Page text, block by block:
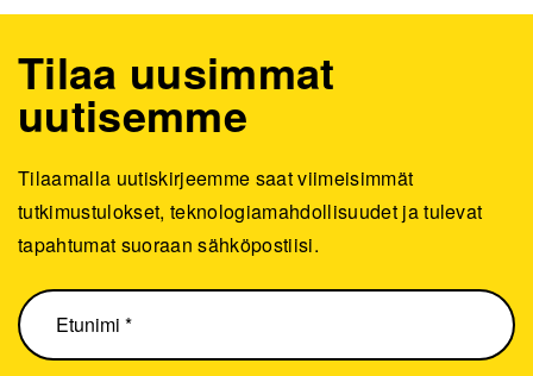
Tilaa uusimmat
uutisemme
Tilaamalla uutiskirjeemme saat viimeisimmät
tutkimustulokset, teknologiamahdollisuudet ja tulevat
tapahtumat suoraan sähköpostiisi.